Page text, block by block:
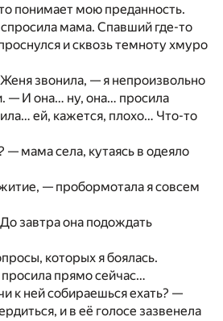
понимает мою преданность.
мама. Спавший где-то
и сквозь темноту хмуро
звонила, — я непроизвольно
— И она… ну, она… просила
ей, кажется, плохо… Что-то
— мама села, кутаясь в одеяло
— пробормотала я совсем
завтра она подождать
которых я боялась.
прямо сейчас…
к ней собираешься ехать? —
и в её голосе зазвенела